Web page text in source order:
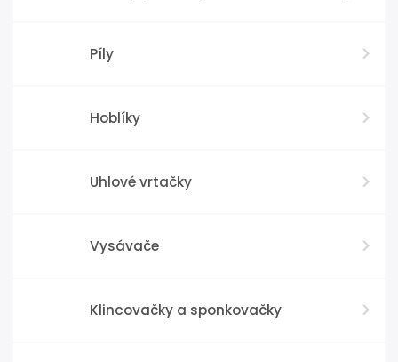
Píly
Hoblíky
Uhlové vrtačky
Vysávače
Klincovačky a sponkovačky